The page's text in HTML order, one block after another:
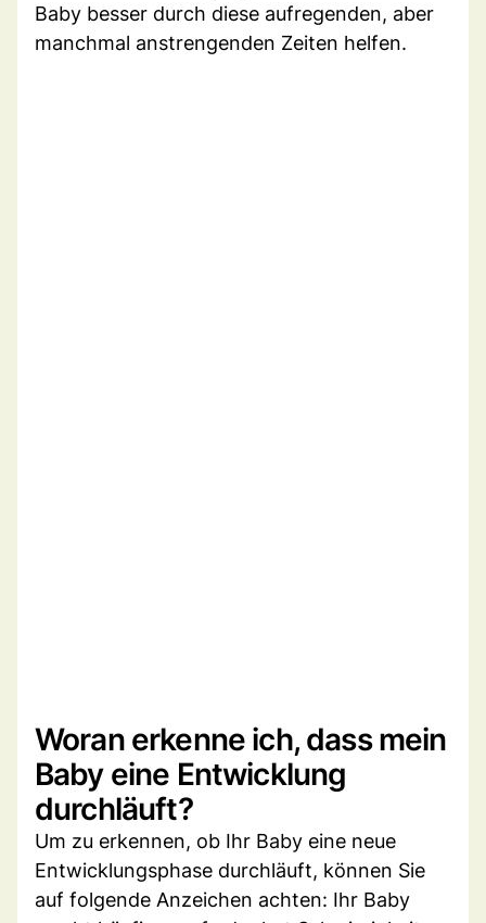
Baby besser durch diese aufregenden, aber
manchmal anstrengenden Zeiten helfen.
Woran erkenne ich, dass mein
Baby eine Entwicklung
durchläuft?
Um zu erkennen, ob Ihr Baby eine neue
Entwicklungsphase durchläuft, können Sie
auf folgende Anzeichen achten: Ihr Baby